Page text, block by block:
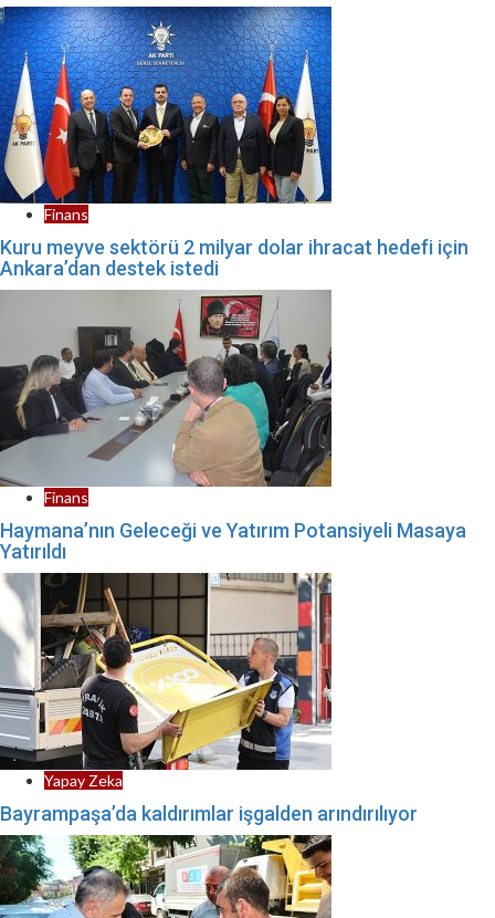
Finans
Kuru meyve sektörü 2 milyar dolar ihracat hedefi için
Ankara’dan destek istedi
Finans
Haymana’nın Geleceği ve Yatırım Potansiyeli Masaya
Yatırıldı
Yapay Zeka
Bayrampaşa’da kaldırımlar işgalden arındırılıyor